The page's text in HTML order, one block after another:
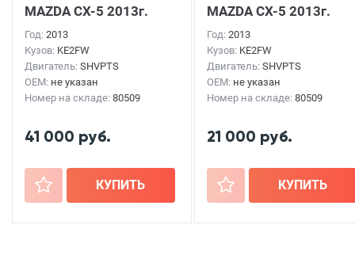
MAZDA CX-5 2013г.
Год: 2013
Кузов: KE2FW
Двигатель: SHVPTS
OEM: не указан
Номер на складе: 80509
41 000 руб.
+ КУПИТЬ
MAZDA CX-5 2013г.
Год: 2013
Кузов: KE2FW
Двигатель: SHVPTS
OEM: не указан
Номер на складе: 80509
21 000 руб.
+ КУПИТЬ